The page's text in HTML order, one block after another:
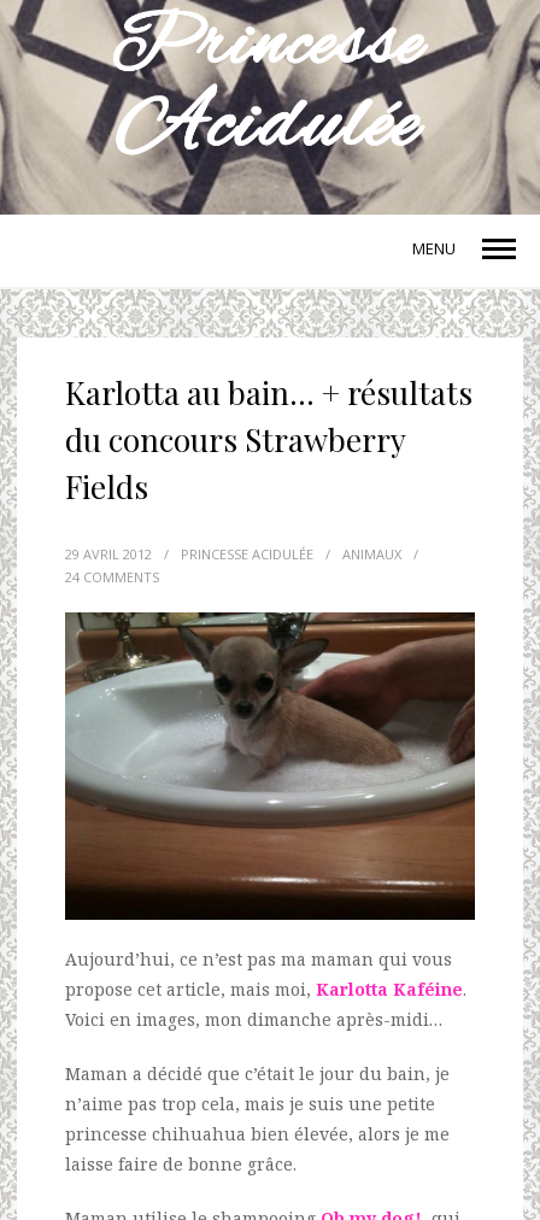
MENU
Karlotta au bain… + résultats
du concours Strawberry
Fields
29 AVRIL 2012 / PRINCESSE ACIDULÉE / ANIMAUX
/
24 COMMENTS
Aujourd’hui, ce n’est pas ma maman qui vous
propose cet article, mais moi, Karlotta Kaféine.
Voici en images, mon dimanche après-midi…
Maman a décidé que c’était le jour du bain, je
n’aime pas trop cela, mais je suis une petite
princesse chihuahua bien élevée, alors je me
laisse faire de bonne grâce.